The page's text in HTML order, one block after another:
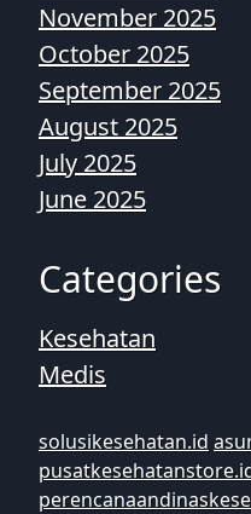
November 2025
October 2025
September 2025
August 2025
July 2025
June 2025
Categories
Kesehatan
Medis
solusikesehatan.id